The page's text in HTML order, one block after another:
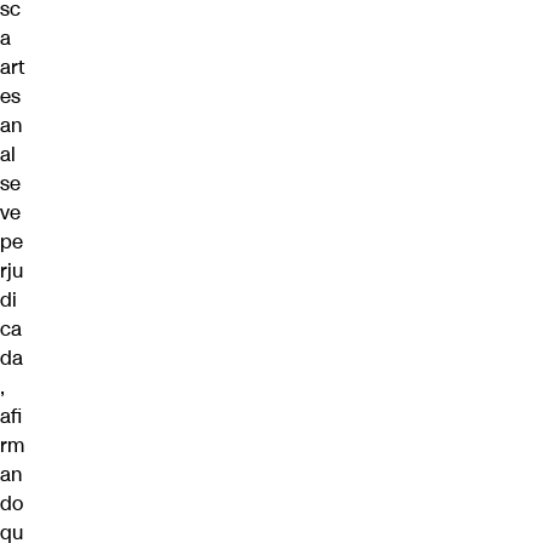
sc
a
art
es
an
al
se
ve
pe
rju
di
ca
da
,
afi
rm
an
do
qu